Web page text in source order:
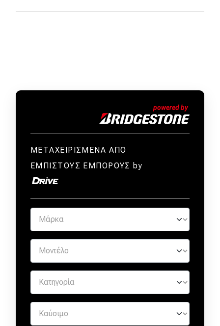
ΜΕΤΑΧΕΙΡΙΣΜΕΝΑ ΑΠΟ
ΕΜΠΙΣΤΟΥΣ ΕΜΠΟΡΟΥΣ by